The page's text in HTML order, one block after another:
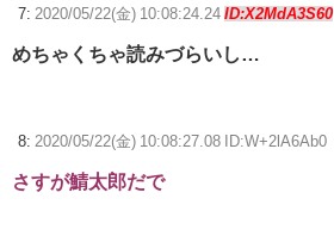
7: 2020/05/22(金) 10:08:24.24 ID:X2MdA3S60
めちゃくちゃ読みづらいし…
8: 2020/05/22(金) 10:08:27.08 ID:W+2lA6Ab0
さすが鯖太郎だで